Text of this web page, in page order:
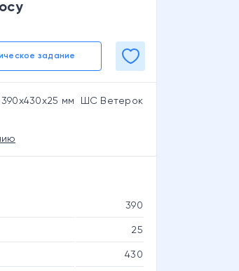
задание
390x430x25 мм ШС Ветерок
390
25
430